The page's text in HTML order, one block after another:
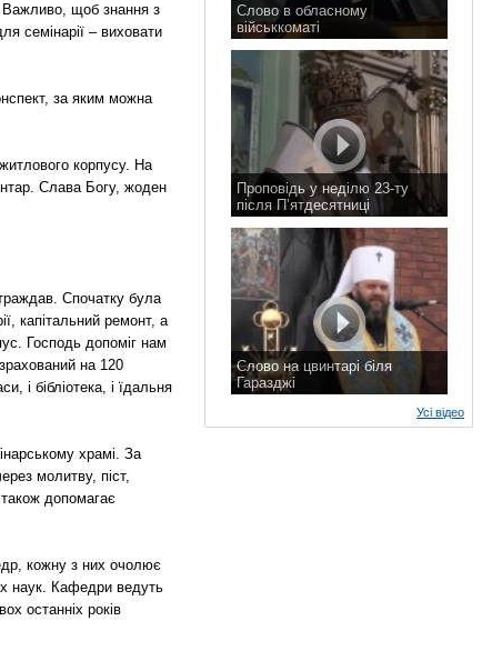
Важливо, щоб знання з
семінарії – виховати
за яким можна
корпусу. На
Слава Богу, жоден
Спочатку була
капітальний ремонт, а
Господь допоміг нам
на 120
і бібліотека, і їдальня
храмі. За
молитву, піст,
допомагає
кожну з них очолює
наук. Кафедри ведуть
останніх років
Слово в обласному
військкоматі
Проповідь у неділю 23-ту
після П’ятдесятниці
Слово на цвинтарі біля
Гаразджі
Усі відео